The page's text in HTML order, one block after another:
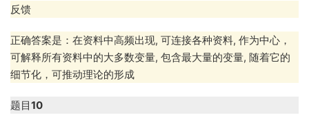
反馈
正确答案是：在资料中高频出现, 可连接各种资料, 作为中心，
可解释所有资料中的大多数变量, 包含最大量的变量, 随着它的
细节化，可推动理论的形成
题目10